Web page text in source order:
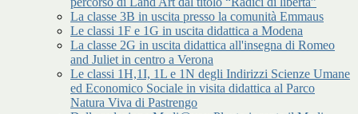
La classe 3B in uscita presso la comunità Emmaus
Le classi 1F e 1G in uscita didattica a Modena
La classe 2G in uscita didattica all'insegna di Romeo
and Juliet in centro a Verona
Le classi 1H,1I, 1L e 1N degli Indirizzi Scienze Umane
ed Economico Sociale in visita didattica al Parco
Natura Viva di Pastrengo